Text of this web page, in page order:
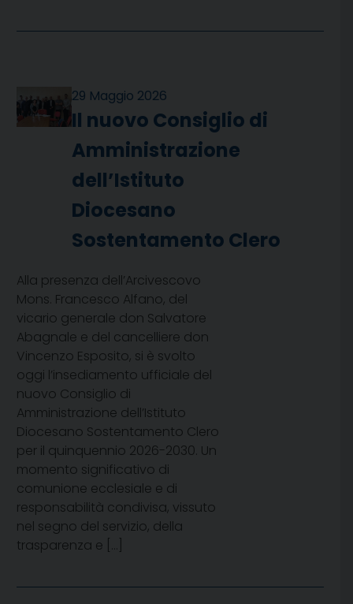
29 Maggio 2026
Il nuovo Consiglio di
Amministrazione
dell’Istituto
Diocesano
Sostentamento Clero
Alla presenza dell’Arcivescovo
Mons. Francesco Alfano, del
vicario generale don Salvatore
Abagnale e del cancelliere don
Vincenzo Esposito, si è svolto
oggi l’insediamento ufficiale del
nuovo Consiglio di
Amministrazione dell’Istituto
Diocesano Sostentamento Clero
per il quinquennio 2026-2030. Un
momento significativo di
comunione ecclesiale e di
responsabilità condivisa, vissuto
nel segno del servizio, della
trasparenza e […]